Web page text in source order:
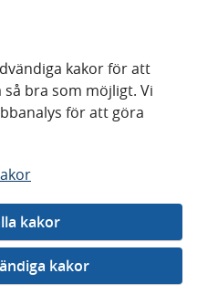
kakor för att
bra som möjligt. Vi
för att göra